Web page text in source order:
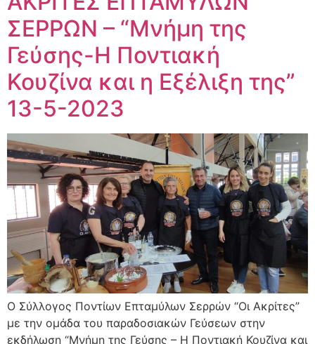
ΣΕΡΡΩΝ – “Μνήμη της
Γεύσης-Η Ποντιακή
Κουζίνα και η Εξέλιξη της”
13-5-2023
Ο Σύλλογος Ποντίων Επταμύλων Σερρών “Οι Ακρίτες”
με την ομάδα του παραδοσιακών Γεύσεων στην
εκδήλωση “Μνήμη της Γεύσης – Η Ποντιακή Κουζίνα και